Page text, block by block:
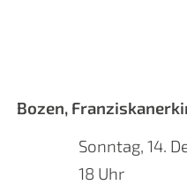
Bozen,
Sonntag, 14.
18 Uhr